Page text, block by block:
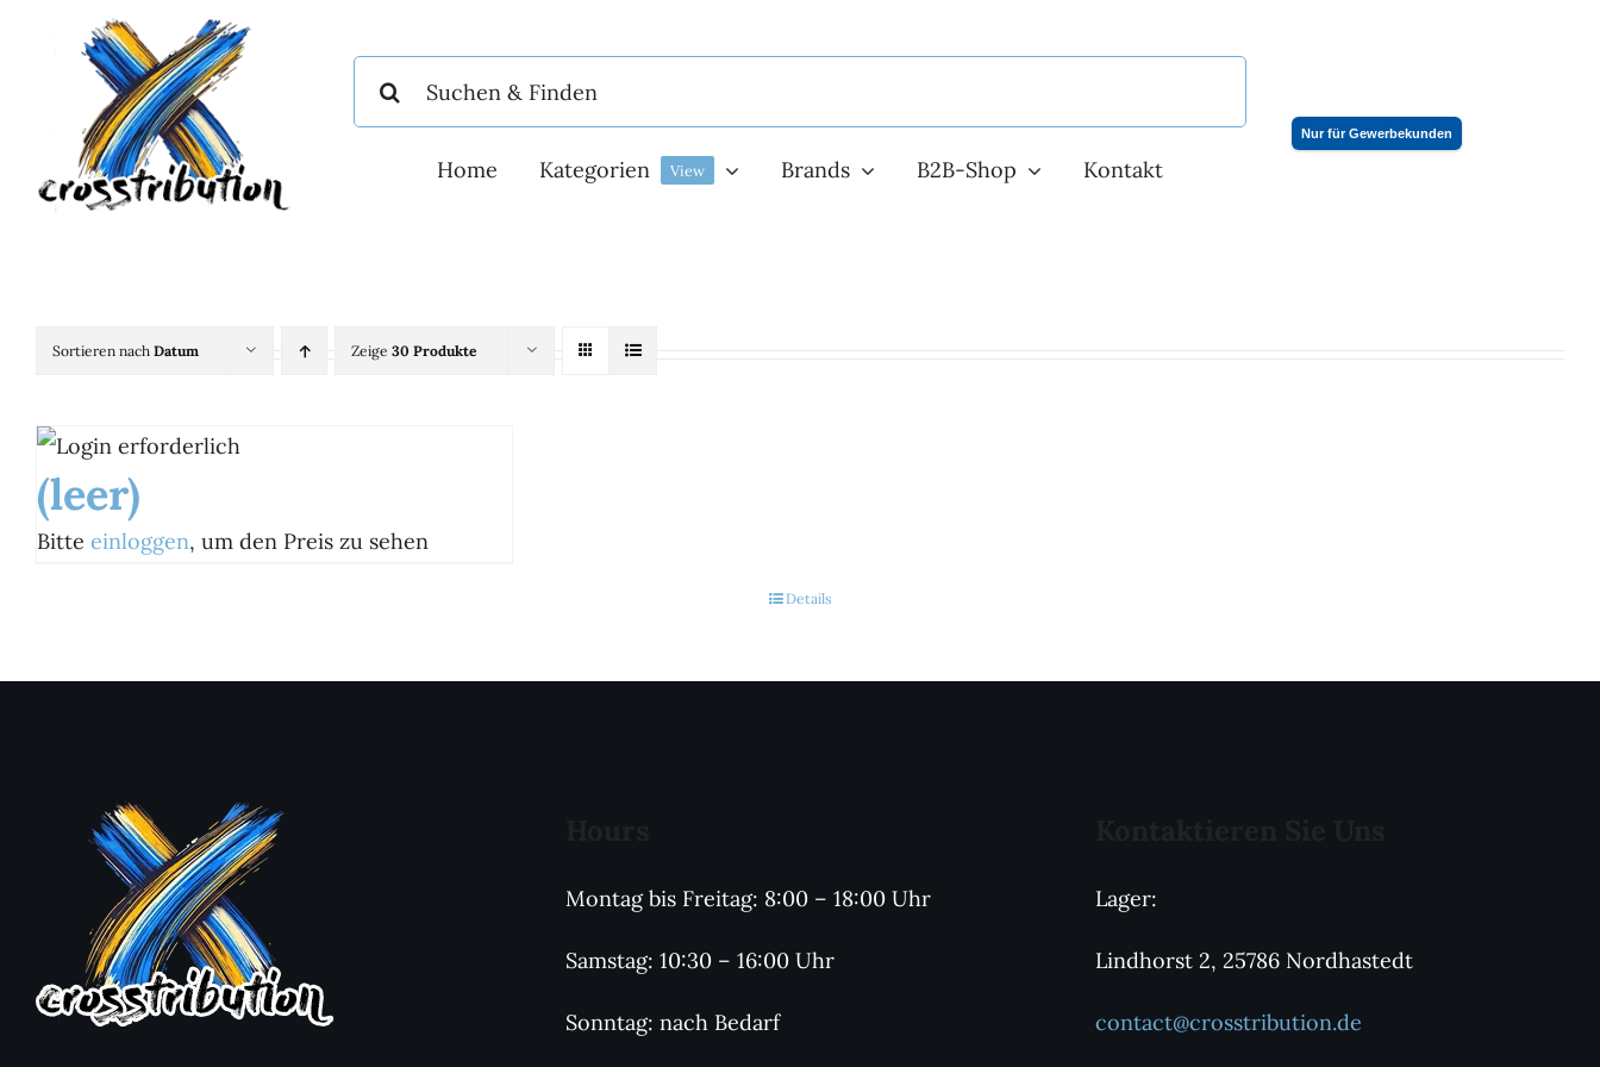
Home
Kategorien View Brands B2B-Shop Kontakt
Nur für Gewerbekunden
Sortieren nach Datum Zeige 30 Produkte
(leer)
Bitte einloggen, um den Preis zu sehen
Details
Montag bis Freitag: 8:00 – 18:00 Uhr
Samstag: 10:30 – 16:00 Uhr
Sonntag: nach Bedarf
Lager:
Lindhorst 2, 25786 Nordhastedt
contact@crosstribution.de